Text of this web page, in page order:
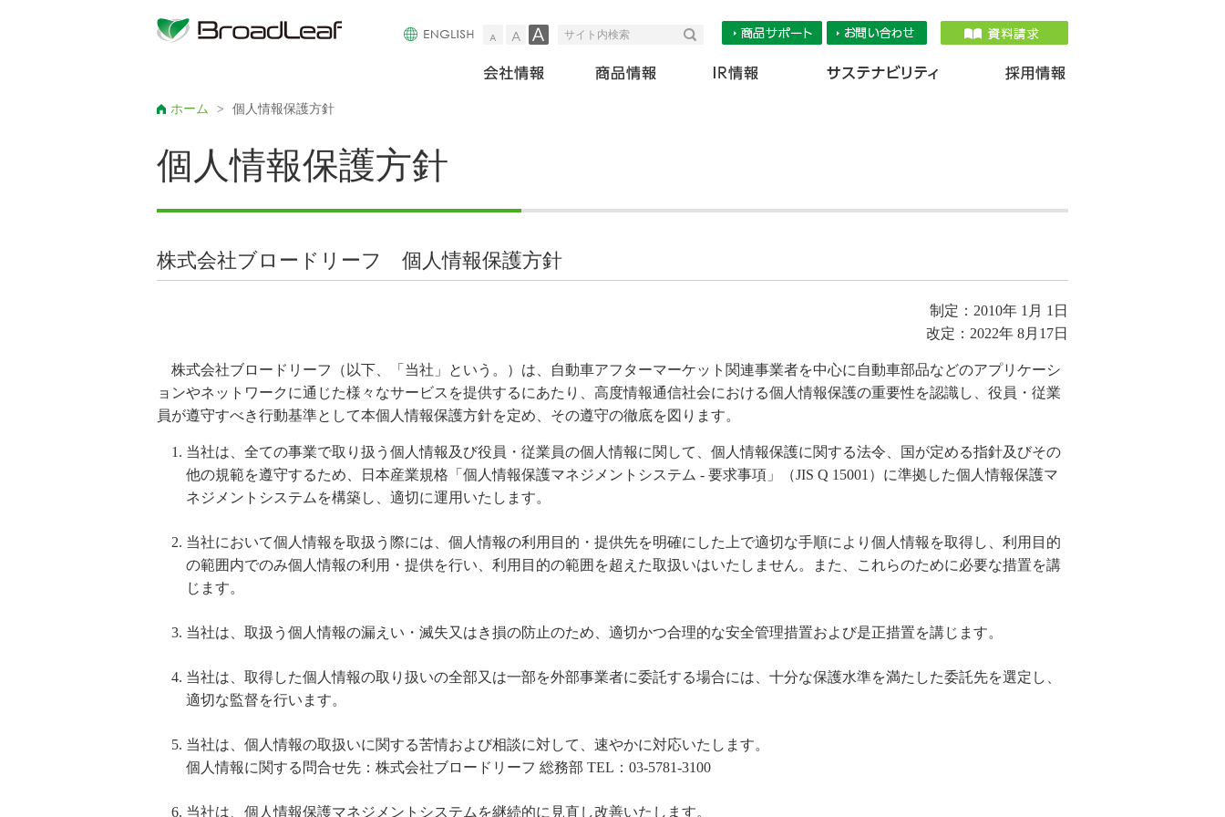
小 大
サイト内検索 検索
ホーム
> 個人情報保護方針
個人情報保護方針
株式会社ブロードリーフ 個人情報保護方針
制定：2010年 1月 1日
改定：2022年 8月17日
株式会社ブロードリーフ（以下、「当社」という。）は、自動車アフターマーケット関連事業者を中心に自動車部品などのアプリケーシ
ョンやネットワークに通じた様々なサービスを提供するにあたり、高度情報通信社会における個人情報保護の重要性を認識し、役員・従業
員が遵守すべき行動基準として本個人情報保護方針を定め、その遵守の徹底を図ります。
当社は、全ての事業で取り扱う個人情報及び役員・従業員の個人情報に関して、個人情報保護に関する法令、国が定める指針及びその
他の規範を遵守するため、日本産業規格「個人情報保護マネジメントシステム - 要求事項」（JIS Q 15001）に準拠した個人情報保護マ
ネジメントシステムを構築し、適切に運用いたします。
当社において個人情報を取扱う際には、個人情報の利用目的・提供先を明確にした上で適切な手順により個人情報を取得し、利用目的
の範囲内でのみ個人情報の利用・提供を行い、利用目的の範囲を超えた取扱いはいたしません。また、これらのために必要な措置を講
じます。
当社は、取扱う個人情報の漏えい・滅失又はき損の防止のため、適切かつ合理的な安全管理措置および是正措置を講じます。
当社は、取得した個人情報の取り扱いの全部又は一部を外部事業者に委託する場合には、十分な保護水準を満たした委託先を選定し、
適切な監督を行います。
当社は、個人情報の取扱いに関する苦情および相談に対して、速やかに対応いたします。
個人情報に関する問合せ先：株式会社ブロードリーフ 総務部 TEL：03-5781-3100
当社は、個人情報保護マネジメントシステムを継続的に見直し改善いたします。